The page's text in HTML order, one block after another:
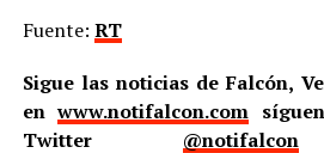
Fuente: RT
Sigue las noticias de Falcón,
enwww.notifalcon.com
Twitter @notifalcon